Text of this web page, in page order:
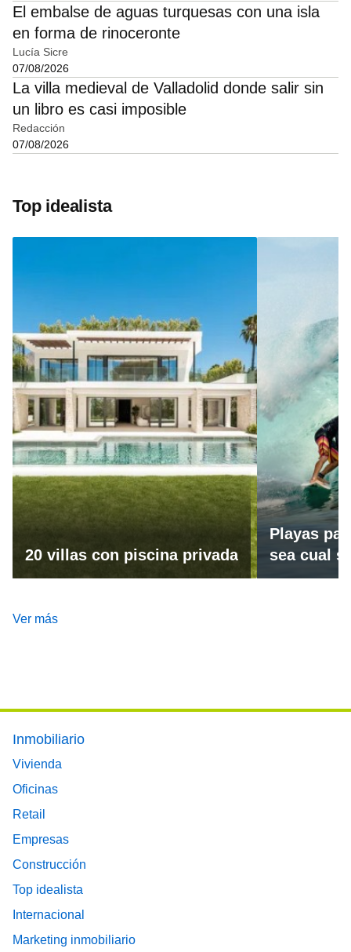
El embalse de aguas turquesas con una isla
en forma de rinoceronte
Lucía Sicre
07/08/2026
La villa medieval de Valladolid donde salir sin
un libro es casi imposible
Redacción
07/08/2026
Top idealista
20 villas con piscina privada
Playas
sea cual
Ver más
Footer main menu
Inmobiliario
Vivienda
Oficinas
Retail
Empresas
Construcción
Top idealista
Internacional
Marketing inmobiliario